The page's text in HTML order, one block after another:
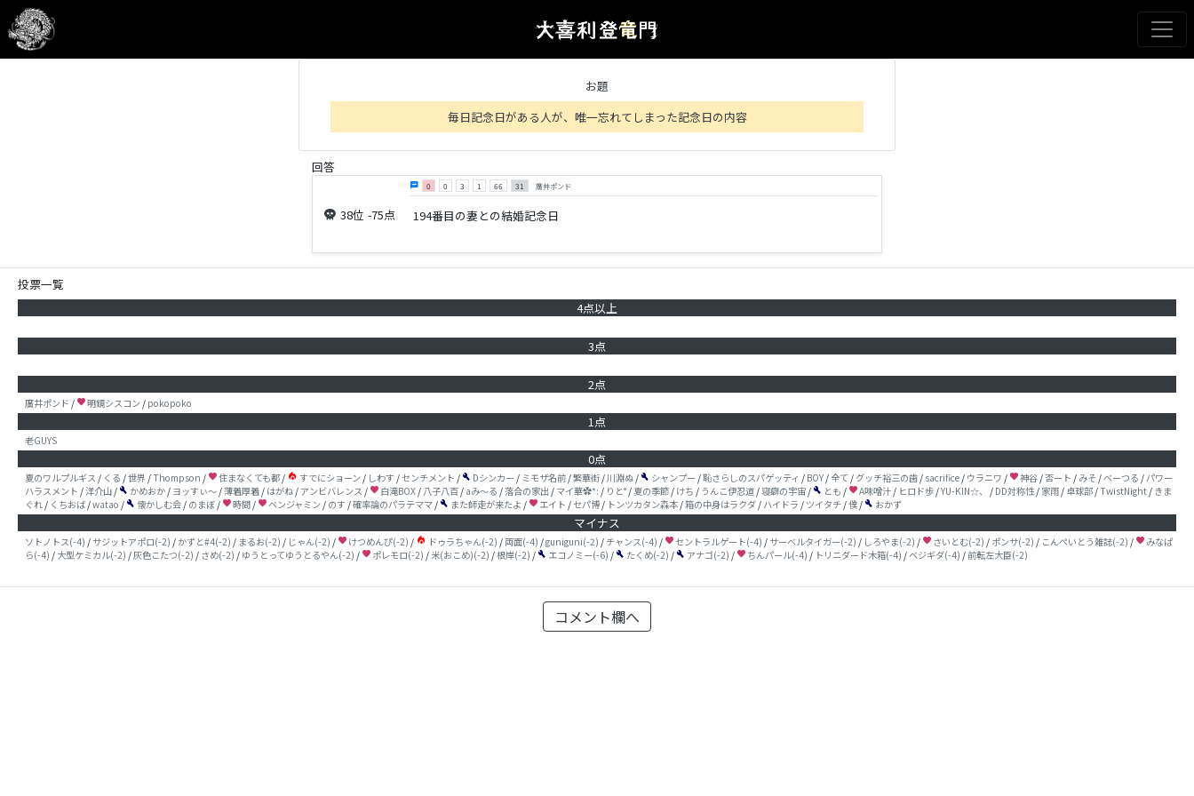
お題
毎日記念日がある人が、唯一忘れてしまった記念日の内容
回答
skull 38位 -75点
chat 0 0 3 1 66 31 廣井ポンド
194番目の妻との結婚記念日
投票一覧
4点以上
3点
2点
廣井ポンド / favorite明鏡シスコン / pokopoko
1点
老GUYS
0点
夏のワルプルギス / くる /世界 /Thompson / favorite住まなくても都 / local_fire_department すでにショーン / しわす /センチメント / build Dシンカー / ミモザ名前 /繁華街 /川淵ぬ / build シャンプー /恥さらしのスパゲッティ / BOY / 全て / グッチ裕三の歯 / sacrifice / ウラニワ / favorite神谷 / 否ート / みそ /べーつる /パワー
ハラスメント /洋介山 / build かめおか / ヨッすぃ〜 /薄着厚着 / はがね / アンビバレンス / favorite 白滝BOX / 八子八百 / aみ〜る /落合の家出 / マイ華✿*: / りと° / 夏の季節 / けち / うんこ伊忍道 /寝癖の宇宙 / build とも / favoriteA味噌汁 / ヒロド歩 /YU-KIN☆、 / DD対称性 / 家雨 / 卓球部 /TwistNight / きま
ぐれ / くちおば /watao / build 懐かしむ会 / のまぼ / favorite時間 / favoriteベンジャミン / のす /確率論のパラテママ / build また師走が来たよ / favorite エイト /セパ博 / トンツカタン森本 /箱の中身はラクダ / ハイドラ / ツイタチ /僕 / build おかず
マイナス
ソトノトス(-4) / サジットアポロ(-2) / かずと#4(-2) / まるお(-2) / じゃん(-2) / favorite けつめんぴ(-2) / local_fire_department ドゥラちゃん(-2) / 両面(-4) /guniguni(-2) / チャンス(-4) / favoriteセントラルゲート(-4) / サーベルタイガー(-2) / しろやま(-2) / favorite さいとむ(-2) / ポンサ(-2) / こんぺいとう雑誌(-2) / favorite みなぱ
ら(-4) / 大型ケミカル(-2) /灰色こたつ(-2) / さめ(-2) / ゆうとってゆうとるやん(-2) / favorite ポレモロ(-2) / 米(おこめ)(-2) /根岸(-2) / build エコノミー(-6) / build たくめ(-2) / build アナゴ(-2) / favorite ちんパール(-4) / トリニダード木箱(-4) /ベジギダ(-4) / 前転左大臣(-2)
コメント欄へ